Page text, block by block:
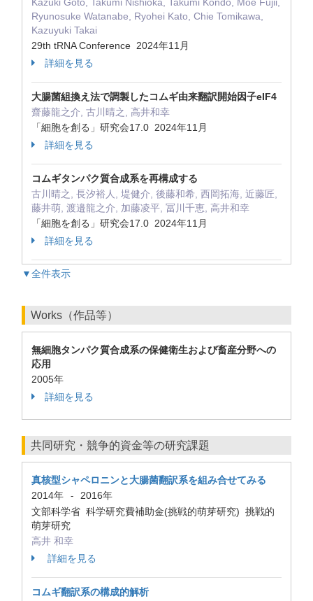
Ryunosuke Watanabe, Ryohei Kato, Chie Tomikawa,
Kazuyuki Takai
29th tRNA Conference 2024年11月
詳細を見る
大腸菌組換え法で調製したコムギ由来翻訳開始因子eIF4
齋藤龍之介, 古川晴之, 高井和幸
「細胞を創る」研究会17.0 2024年11月
詳細を見る
コムギタンパク質合成系を再構成する
古川晴之, 長汐裕人, 堤健介, 後藤和希, 西岡拓海, 近藤匠,
藤井萌, 渡邉龍之介, 加藤凌平, 冨川千恵, 高井和幸
「細胞を創る」研究会17.0 2024年11月
詳細を見る
▼全件表示
Works（作品等）
無細胞タンパク質合成系の保健衛生および畜産分野への
応用
2005年
詳細を見る
共同研究・競争的資金等の研究課題
真核型シャペロニンと大腸菌翻訳系を組み合せてみる
2014年
-
2016年
文部科学省 科学研究費補助金(挑戦的萌芽研究) 挑戦的
萌芽研究
高井 和幸
詳細を見る
コムギ翻訳系の構成的解析